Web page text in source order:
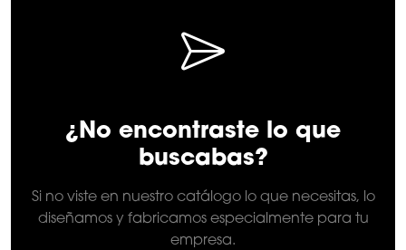
¿No encontraste lo que
buscabas?
Si no viste en nuestro catálogo lo que necesitas, lo
diseñamos y fabricamos especialmente para tu
empresa.